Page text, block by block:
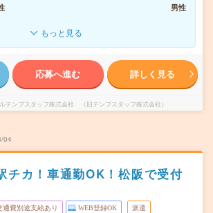
男性
もっと見る
応募へ進む 詳しく見る
テンプスタッフ株式会社 （旧テンプスタッフ株式会社）
04
チカ！車通勤OK！松阪で受付
通費別途支給あり WEB登録OK 派遣